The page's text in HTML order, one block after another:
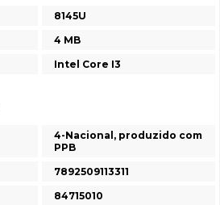
8145U
4 MB
Intel Core I3
4-Nacional, produzido com
PPB
7892509113311
84715010